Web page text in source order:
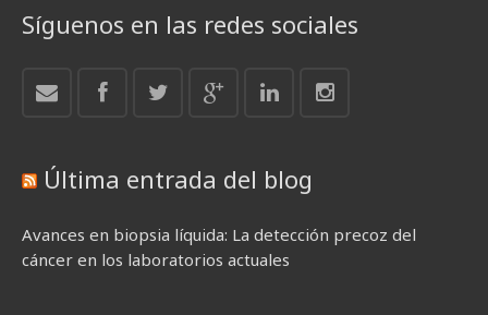
Síguenos en las redes sociales
Última entrada del blog
Avances en biopsia líquida: La detección precoz del
cáncer en los laboratorios actuales